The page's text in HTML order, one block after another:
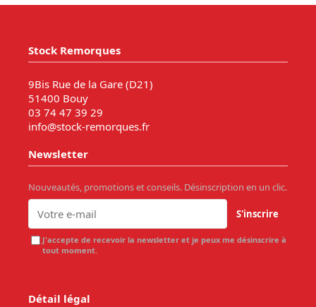
Stock Remorques
9Bis Rue de la Gare (D21)
51400 Bouy
03 74 47 39 29
info@stock-remorques.fr
Newsletter
Nouveautés, promotions et conseils. Désinscription en un clic.
S'inscrire
J'accepte de recevoir la newsletter et je peux me désinscrire à
tout moment.
Détail légal